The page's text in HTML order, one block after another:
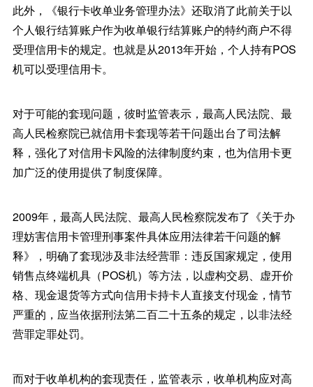
此外，《银行卡收单业务管理办法》还取消了此前关于以
个人银行结算账户作为收单银行结算账户的特约商户不得
受理信用卡的规定。也就是从2013年开始，个人持有POS
机可以受理信用卡。
对于可能的套现问题，彼时监管表示，最高人民法院、最
高人民检察院已就信用卡套现等若干问题出台了司法解
释，强化了对信用卡风险的法律制度约束，也为信用卡更
加广泛的使用提供了制度保障。
2009年，最高人民法院、最高人民检察院发布了《关于办
理妨害信用卡管理刑事案件具体应用法律若干问题的解
释》，明确了套现涉及非法经营罪：违反国家规定，使用
销售点终端机具（POS机）等方法，以虚构交易、虚开价
格、现金退货等方式向信用卡持卡人直接支付现金，情节
严重的，应当依据刑法第二百二十五条的规定，以非法经
营罪定罪处罚。
而对于收单机构的套现责任，监管表示，收单机构应对高